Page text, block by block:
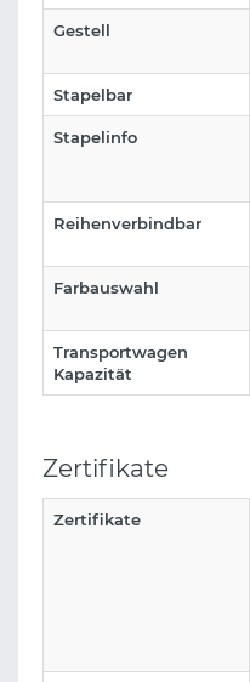
Gestell
Stapelbar
Stapelinfo
Reihenverbindbar
Farbauswahl
Transportwagen
Kapazität
Zertifikate
Zertifikate